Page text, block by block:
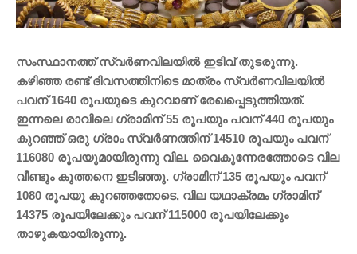
സംസ്ഥാനത്ത് സ്വർണവിലയിൽ ഇടിവ് തുടരുന്നു.
കഴിഞ്ഞ രണ്ട് ദിവസത്തിനിടെ മാത്രം സ്വർണവിലയിൽ
പവന് 1640 രൂപയുടെ കുറവാണ് രേഖപ്പെടുത്തിയത്.
ഇന്നലെ രാവിലെ ഗ്രാമിന് 55 രൂപയും പവന് 440 രൂപയും
കുറഞ്ഞ് ഒരു ഗ്രാം സ്വർണത്തിന് 14510 രൂപയും പവന്
116080 രൂപയുമായിരുന്നു വില. വൈകുന്നേരത്തോടെ വില
വീണ്ടും കുത്തനെ ഇടിഞ്ഞു. ഗ്രാമിന് 135 രൂപയും പവന്
1080 രൂപയു കുറഞ്ഞതോടെ, വില യഥാക്രമം ഗ്രാമിന്
14375 രൂപയിലേക്കും പവന് 115000 രൂപയിലേക്കും
താഴുകയായിരുന്നു.